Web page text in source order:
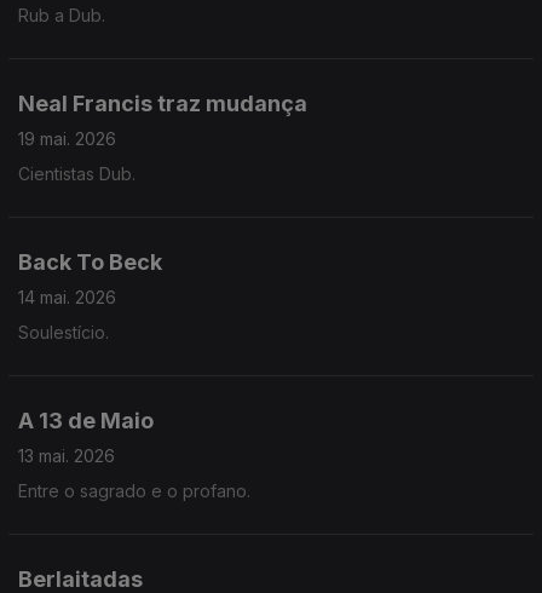
Rub a Dub.
Neal Francis traz mudança
19 mai. 2026
Cientistas Dub.
Back To Beck
14 mai. 2026
Soulestício.
A 13 de Maio
13 mai. 2026
Entre o sagrado e o profano.
Berlaitadas